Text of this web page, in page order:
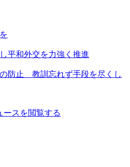
平和外交を力強く推進
の防止 教訓忘れず手段を尽くし
ースを閲覧する